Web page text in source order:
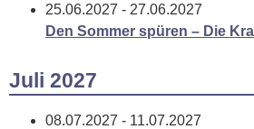
25.06.2027 - 27.06.2027
Den Sommer spüren – Die
Juli 2027
08.07.2027 - 11.07.2027